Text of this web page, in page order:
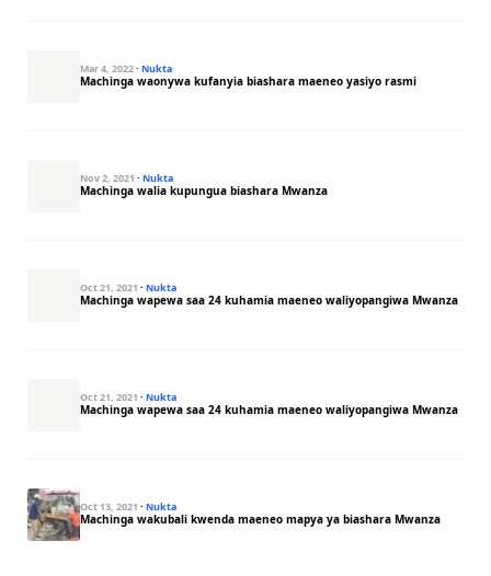
Mar 4, 2022· Nukta
Machinga waonywa kufanyia biashara maeneo yasiyo rasmi
Nov 2, 2021 · Nukta
Machinga walia kupungua biashara Mwanza
Oct 21, 2021 · Nukta
Machinga wapewa saa 24 kuhamia maeneo waliyopangiwa Mwanza
Oct 21, 2021 · Nukta
Machinga wapewa saa 24 kuhamia maeneo waliyopangiwa Mwanza
Oct 13, 2021 · Nukta
Machinga wakubali kwenda maeneo mapya ya biashara Mwanza